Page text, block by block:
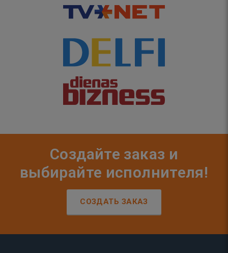
Создайте заказ и
выбирайте исполнителя!
СОЗДАТЬ ЗАКАЗ